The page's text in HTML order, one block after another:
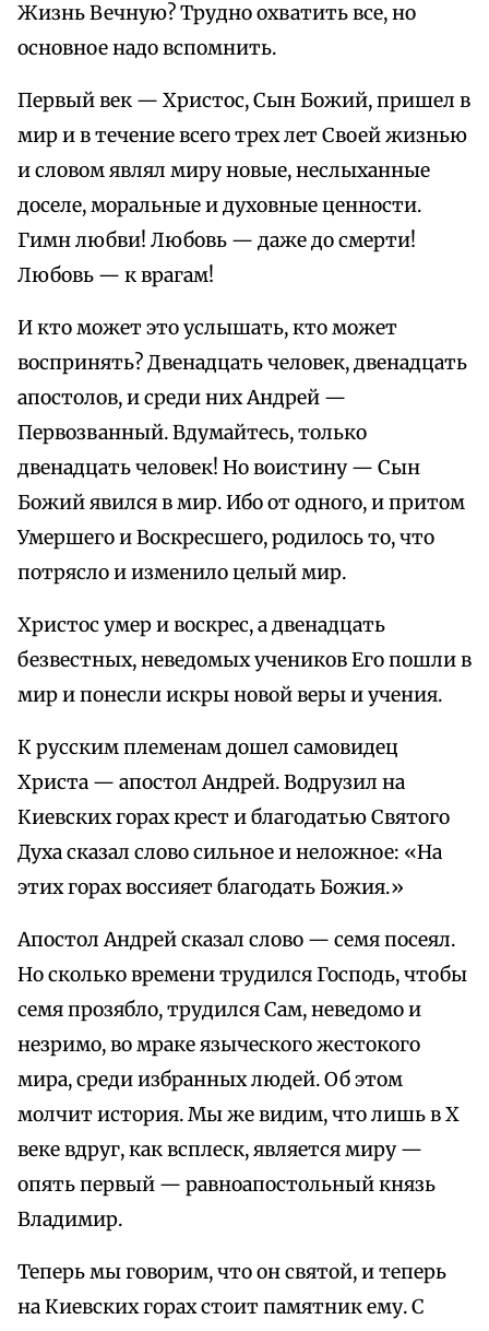
Жизнь Вечную? Трудно охватить все, но
основное надо вспомнить.
Первый век — Христос, Сын Божий, пришел в
мир и в течение всего трех лет Своей жизнью
и словом являл миру новые, неслыханные
доселе, моральные и духовные ценности.
Гимн любви! Любовь — даже до смерти!
Любовь — к врагам!
И кто может это услышать, кто может
воспринять? Двенадцать человек, двенадцать
апостолов, и среди них Андрей —
Первозванный. Вдумайтесь, только
двенадцать человек! Но воистину — Сын
Божий явился в мир. Ибо от одного, и притом
Умершего и Воскресшего, родилось то, что
потрясло и изменило целый мир.
Христос умер и воскрес, а двенадцать
безвестных, неведомых учеников Его пошли в
мир и понесли искры новой веры и учения.
К русским племенам дошел самовидец
Христа — апостол Андрей. Водрузил на
Киевских горах крест и благодатью Святого
Духа сказал слово сильное и неложное: «На
этих горах воссияет благодать Божия.»
Апостол Андрей сказал слово — семя посеял.
Но сколько времени трудился Господь, чтобы
семя прозябло, трудился Сам, неведомо и
незримо, во мраке языческого жестокого
мира, среди избранных людей. Об этом
молчит история. Мы же видим, что лишь в X
веке вдруг, как всплеск, является миру —
опять первый — равноапостольный князь
Владимир.
Теперь мы говорим, что он святой, и теперь
на Киевских горах стоит памятник ему. С